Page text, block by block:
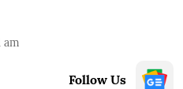
am
Follow Us